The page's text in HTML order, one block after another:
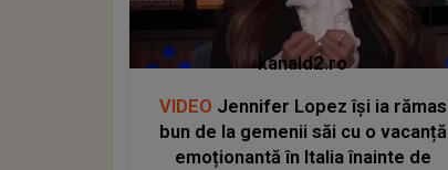
kanald2.ro
VIDEO Jennifer Lopez își ia rămas
bun de la gemenii săi cu o vacanță
emoționantă în Italia înainte de